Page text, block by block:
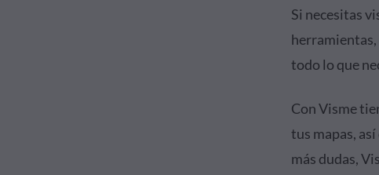
Si necesitas
herramientas,
todo lo que
Con Visme
tus mapas,
más dudas,